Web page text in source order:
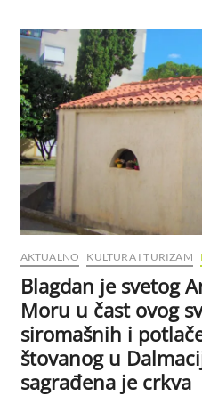
mjera:
tučnjava
kod
svetišta
u
Vrani
AKTUALNO KULTURA I TURIZAM
Blagdan je svetog
Moru u čast ovog
siromašnih i
štovanog u
sagrađena je crkva